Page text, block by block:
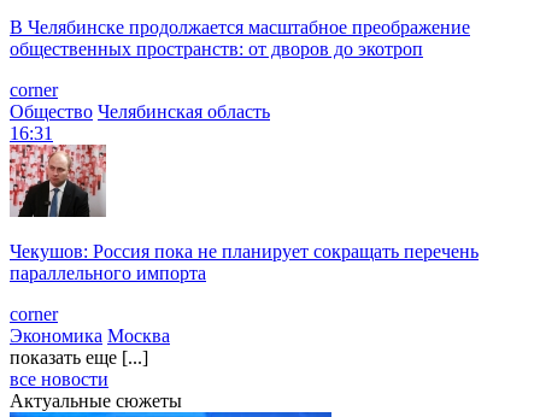
В Челябинске продолжается масштабное преображение
общественных пространств: от дворов до экотроп
corner
Общество Челябинская область
16:31
Чекушов: Россия пока не планирует сокращать перечень
параллельного импорта
corner
Экономика Москва
показать еще [...]
все новости
Актуальные сюжеты